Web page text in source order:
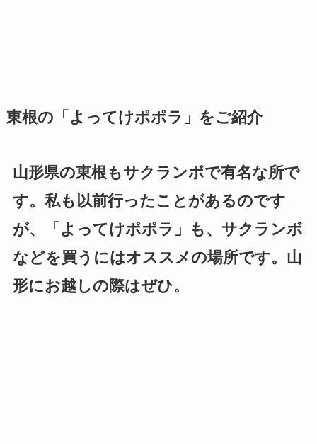
東根の「よってけポポラ」をご紹介
山形県の東根もサクランボで有名な所で
す。私も以前行ったことがあるのです
が、「よってけポポラ」も、サクランボ
などを買うにはオススメの場所です。山
形にお越しの際はぜひ。